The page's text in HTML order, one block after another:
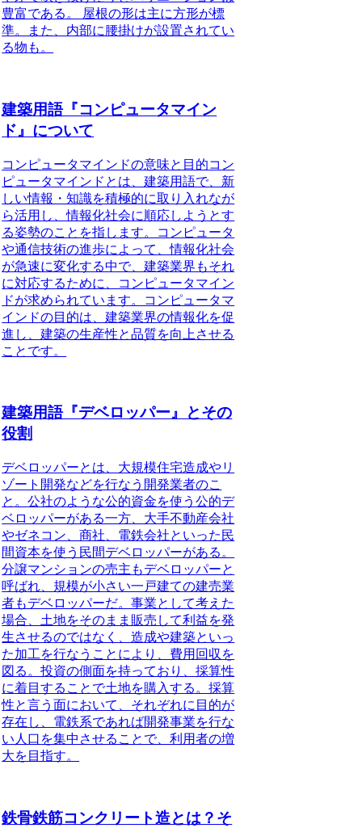
豊富である。 屋根の形は主に方形が標
準。また、内部に腰掛けが設置されてい
る物も。
建築用語『コンピュータマイン
ド』について
コンピュータマインドの意味と目的コン
ピュータマインドとは、建築用語で、新
しい情報・知識を積極的に取り入れなが
ら活用し、情報化社会に順応しようとす
る姿勢のことを指します。コンピュータ
や通信技術の進歩によって、情報化社会
が急速に変化する中で、建築業界もそれ
に対応するために、コンピュータマイン
ドが求められています。コンピュータマ
インドの目的は、建築業界の情報化を促
進し、建築の生産性と品質を向上させる
ことです。
建築用語『デベロッパー』とその
役割
デベロッパーとは、大規模住宅造成やリ
ゾート開発などを行なう開発業者のこ
と。公社のような公的資金を使う公的デ
ベロッパーがある一方、大手不動産会社
やゼネコン、商社、電鉄会社といった民
間資本を使う民間デベロッパーがある。
分譲マンションの売主もデベロッパーと
呼ばれ、規模が小さい一戸建ての建売業
者もデベロッパーだ。事業として考えた
場合、土地をそのまま販売して利益を発
生させるのではなく、造成や建築といっ
た加工を行なうことにより、費用回収を
図る。投資の側面を持っており、採算性
に着目することで土地を購入する。採算
性と言う面において、それぞれに目的が
存在し、電鉄系であれば開発事業を行な
い人口を集中させることで、利用者の増
大を目指す。
鉄骨鉄筋コンクリート造とは？そ